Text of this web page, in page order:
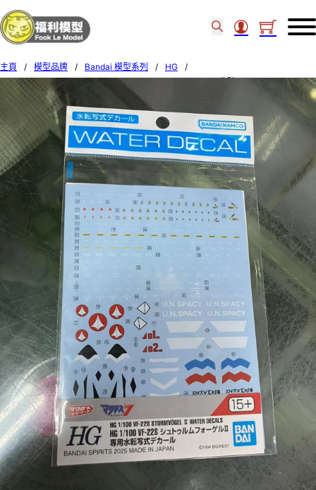
主頁 / 模型品牌 / Bandai 模型系列 / HG
/
BANDAI HG 1/100 MACROSS VF-22S STURMVOGEL II 水貼 68325